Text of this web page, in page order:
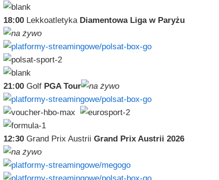
18:00Lekkoatletyka Diamentowa Liga w Paryżu
21:00Golf PGA Tour
12:30Grand Prix Austrii Grand Prix Austrii 2026